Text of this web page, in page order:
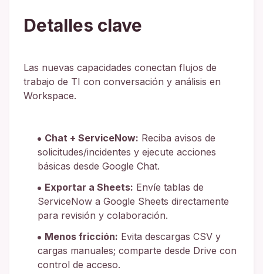
Detalles clave
Las nuevas capacidades conectan flujos de
trabajo de TI con conversación y análisis en
Workspace.
Chat + ServiceNow: Reciba avisos de
solicitudes/incidentes y ejecute acciones
básicas desde Google Chat.
Exportar a Sheets: Envíe tablas de
ServiceNow a Google Sheets directamente
para revisión y colaboración.
Menos fricción: Evita descargas CSV y
cargas manuales; comparte desde Drive con
control de acceso.